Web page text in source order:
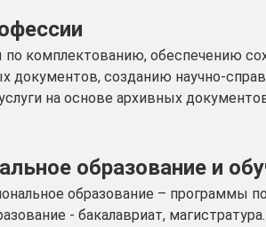
комплектованию, обеспечению
документов, созданию научно-
на основе архивных
образование и
образование – программы
- бакалавриат,